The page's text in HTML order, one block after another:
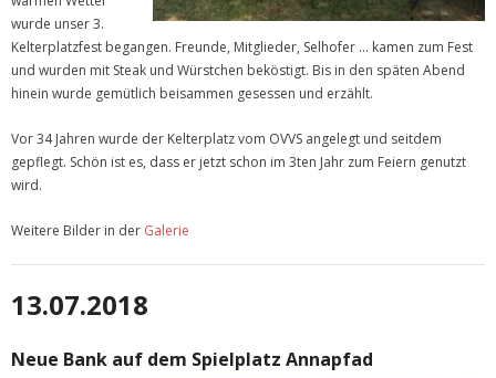
wurde unser 3.
Kelterplatzfest begangen. Freunde, Mitglieder, Selhofer … kamen zum Fest
und wurden mit Steak und Würstchen beköstigt. Bis in den späten Abend
hinein wurde gemütlich beisammen gesessen und erzählt.
Vor 34 Jahren wurde der Kelterplatz vom OVVS angelegt und seitdem
gepflegt. Schön ist es, dass er jetzt schon im 3ten Jahr zum Feiern genutzt
wird.
Weitere Bilder in der Galerie
13.07.2018
Neue Bank auf dem Spielplatz Annapfad